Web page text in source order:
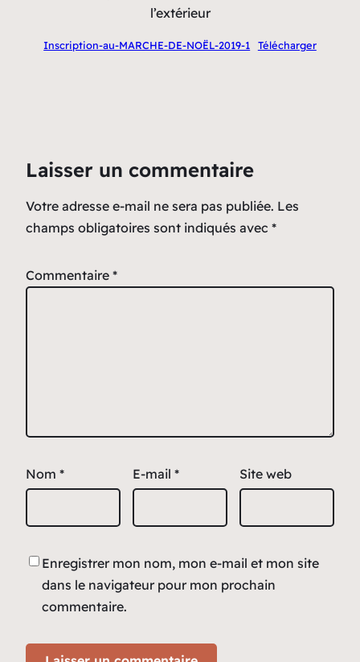
l’extérieur
Inscription-au-MARCHE-DE-NOËL-2019-1 Télécharger
Laisser un commentaire
Votre adresse e-mail ne sera pas publiée. Les
champs obligatoires sont indiqués avec *
Commentaire *
Nom * E-mail * Site web
Enregistrer mon nom, mon e-mail et mon site
dans le navigateur pour mon prochain
commentaire.